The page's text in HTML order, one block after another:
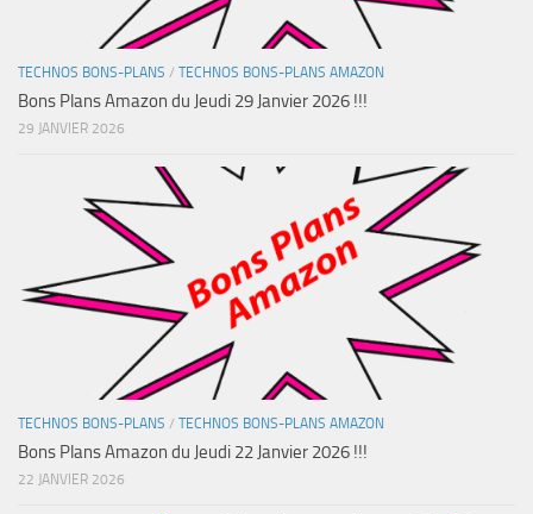
TECHNOS BONS-PLANS / TECHNOS BONS-PLANS AMAZON
Bons Plans Amazon du Jeudi 29 Janvier 2026 !!!
29 JANVIER 2026
TECHNOS BONS-PLANS / TECHNOS BONS-PLANS AMAZON
Bons Plans Amazon du Jeudi 22 Janvier 2026 !!!
22 JANVIER 2026